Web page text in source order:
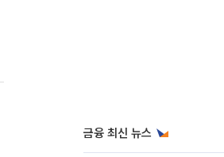
금융 최신 뉴스